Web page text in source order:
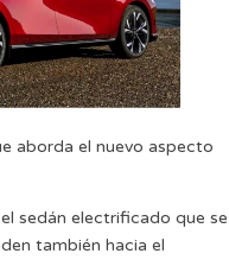
aborda el nuevo aspecto
sedán electrificado que se
también hacia el